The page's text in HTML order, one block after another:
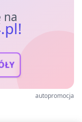
na
autopromocja